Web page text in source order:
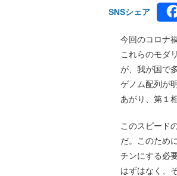
SNSシェア
今回のコロナ
これらのモダ
が、我が国で
ゲノム配列が
あがり、第１
このスピード
だ。このため
チンにする必
はずはなく、